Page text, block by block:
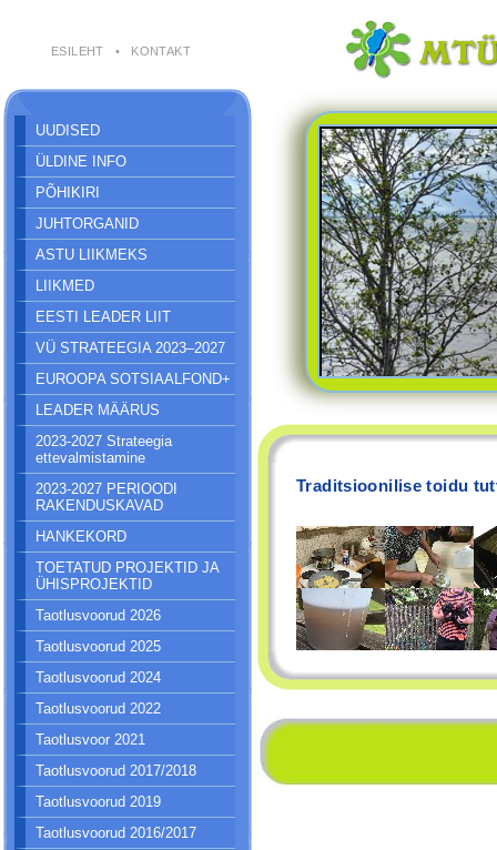
ESILEHT • KONTAKT
UUDISED
ÜLDINE INFO
PÕHIKIRI
JUHTORGANID
ASTU LIIKMEKS
LIIKMED
EESTI LEADER LIIT
VÜ STRATEEGIA 2023–2027
EUROOPA SOTSIAALFOND+
LEADER MÄÄRUS
2023-2027 Strateegia
ettevalmistamine
2023-2027 PERIOODI
RAKENDUSKAVAD
HANKEKORD
TOETATUD PROJEKTID JA
ÜHISPROJEKTID
Taotlusvoorud 2026
Taotlusvoorud 2025
Taotlusvoorud 2024
Taotlusvoorud 2022
Taotlusvoor 2021
Taotlusvoorud 2017/2018
Taotlusvoorud 2019
Taotlusvoorud 2016/2017
Traditsioonilise toidu